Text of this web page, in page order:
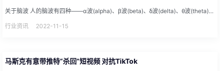
关于脑波 人的脑波有四种——α波(alpha)、β波(beta)、δ波(delta)、θ波(theta)。 睡...
行业资讯 2022-11-15
马斯克有意带推特“杀回”短视频 对抗TikTok